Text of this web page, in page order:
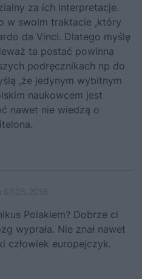
za ich interpretacje.
w swoim traktacie ,który
da Vinci. Dlatego myślę
ta postać powinna
podręcznikach np do
,że jedynym wybitnym
naukowcem jest
nawet nie wiedzą o
Polakiem? Dobrze ci
wyprała. Nie znał nawet
człowiek europejczyk.